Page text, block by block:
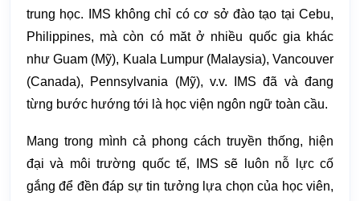
trung học. IMS không chỉ có cơ sở đào tạo tại Cebu,
Philippines, mà còn có măt ở nhiều quốc gia khác
như Guam (Mỹ), Kuala Lumpur (Malaysia), Vancouver
(Canada), Pennsylvania (Mỹ), v.v. IMS đã và đang
từng bước hướng tới là học viện ngôn ngữ toàn cầu.
Mang trong mình cả phong cách truyền thống, hiện
đại và môi trường quốc tế, IMS sẽ luôn nỗ lực cố
gắng để đền đáp sự tin tưởng lựa chọn của học viên,